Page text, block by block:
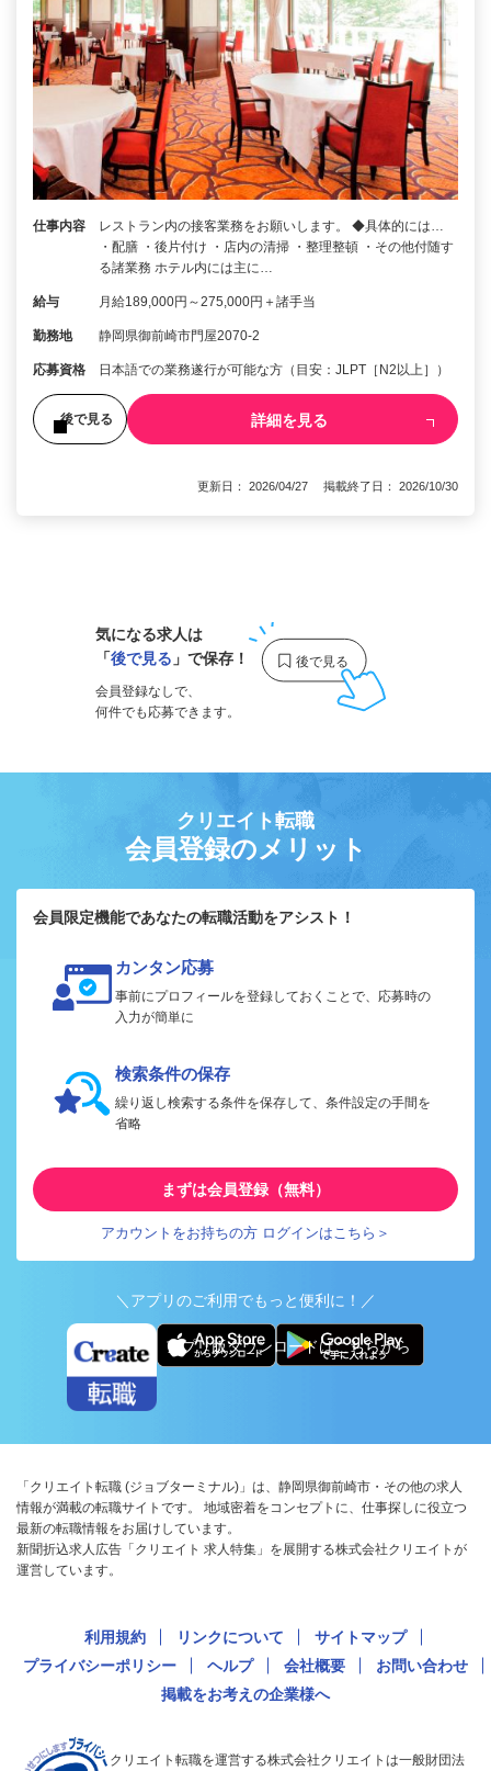
仕事内容
レストラン内の接客業務をお願いします。 ◆具体的には…
・配膳 ・後片付け ・店内の清掃 ・整理整頓 ・その他付随す
る諸業務 ホテル内には主に…
給与 月給189,000円～275,000円＋諸手当
勤務地 静岡県御前崎市門屋2070-2
応募資格 日本語での業務遂行が可能な方（目安：JLPT［N2以上］）
後で見る 詳細を見る
更新日： 2026/04/27 掲載終了日： 2026/10/30
気になる求人は
「後で見る 」で保存！
会員登録なしで、
何件でも応募できます。
クリエイト転職
会員登録のメリット
会員限定機能であなたの転職活動をアシスト！
カンタン応募
事前にプロフィールを登録しておくことで、応募時の
入力が簡単に
検索条件の保存
繰り返し検索する条件を保存して、条件設定の手間を
省略
まずは会員登録（無料）
アカウントをお持ちの方 ログインはこちら＞
＼アプリのご利用でもっと便利に！／
アプリ版ダウンロードはこちらから
「クリエイト転職 (ジョブターミナル)」は、静岡県御前崎市・その他の求人
情報が満載の転職サイトです。 地域密着をコンセプトに、仕事探しに役立つ
最新の転職情報をお届けしています。
新聞折込求人広告「クリエイト 求人特集」を展開する株式会社クリエイトが
運営しています。
利用規約 リンクについて
サイトマップ
プライバシーポリシー
ヘルプ 会社概要
お問い合わせ
掲載をお考えの企業様へ
クリエイト転職を運営する株式会社クリエイトは一般財団法